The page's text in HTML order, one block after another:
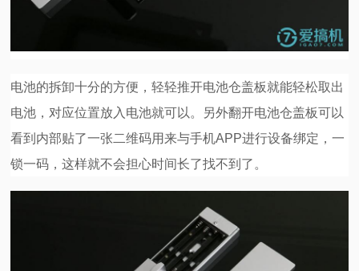
电池的拆卸十分的方便，轻轻推开电池仓盖板就能轻松取出
电池，对应位置放入电池就可以。另外翻开电池仓盖板可以
看到内部贴了一张二维码用来与手机APP进行设备绑定，一
锁一码，这样就不会担心时间长了找不到了。